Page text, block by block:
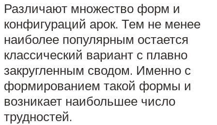
Различают множество форм и
конфигураций арок. Тем не менее
наиболее популярным остается
классический вариант с плавно
закругленным сводом. Именно с
формированием такой формы и
возникает наибольшее число
трудностей.